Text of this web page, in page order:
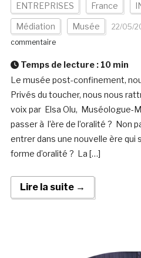
ENTREPRISES France
Médiation Musée 22/05/
commentaire
Temps de lecture : 10 min
Le musée post-confinement,
Privés du toucher, nous nous
voix par Elsa Olu, Muséologue-
passer à l’ère de l’oralité ? Non
entrer dans une nouvelle ère qui
forme d’oralité ? La […]
Lire la suite →